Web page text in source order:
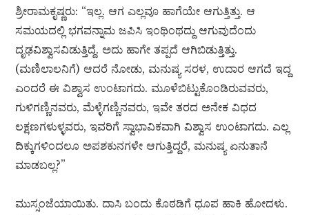
ಶ್ರೀರಾಮಕೃಷ್ಣರು: “ಇಲ್ಲ. ಆಗ ಎಲ್ಲವೂ ಹಾಗೆಯೇ ಆಗುತ್ತಿತ್ತು. ಆ
ಸಮಯದಲ್ಲಿ ಭಗವನ್ನಾಮ ಜಪಿಸಿ ಇಂಥಿಂಥದ್ದು ಆಗುವುದೆಂದು
ದೃಢವಿಶ್ವಾಸವಿಡುತ್ತಿದ್ದೆ. ಅದು ಹಾಗೇ ತಪ್ಪದೆ ಆಗಿಬಿಡುತ್ತಿತ್ತು.
(ಮಣಿಲಾಲನಿಗೆ) ಆದರೆ ನೋಡು, ಮನುಷ್ಯ ಸರಳ, ಉದಾರ ಆಗದೆ ಇದ್ದ
ಎಂದರೆ ಈ ವಿಶ್ವಾಸ ಉಂಟಾಗದು. ಮೂಳೆಬಿಟ್ಟುಕೊಂಡಿರುವವರು,
ಗುಳಿಗಣ್ಣಿನವರು, ಮೆಳ್ಳೆಗಣ್ಣಿನವರು, ಇವೇ ತರದ ಅನೇಕ ವಿಧದ
ಲಕ್ಷಣಗಳುಳ್ಳವರು, ಇವರಿಗೆ ಸ್ವಾಭಾವಿಕವಾಗಿ ವಿಶ್ವಾಸ ಉಂಟಾಗದು. ಎಲ್ಲ
ದಿಕ್ಕುಗಳಿಂದಲೂ ಅಪಶಕುನಗಳೇ ಆಗುತ್ತಿದ್ದರೆ, ಮನುಷ್ಯ ಏನುತಾನೆ
ಮಾಡಬಲ್ಲ?”
ಮುಸ್ಸಂಜೆಯಾಯಿತು. ದಾಸಿ ಬಂದು ಕೊಠಡಿಗೆ ಧೂಪ ಹಾಕಿ ಹೋದಳು.